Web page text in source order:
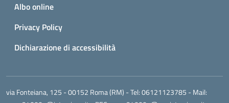
Albo online
Privacy Policy
Dichiarazione di accessibilità
via Fonteiana, 125 - 00152 Roma (RM) - Tel:06121123785 - Mail: